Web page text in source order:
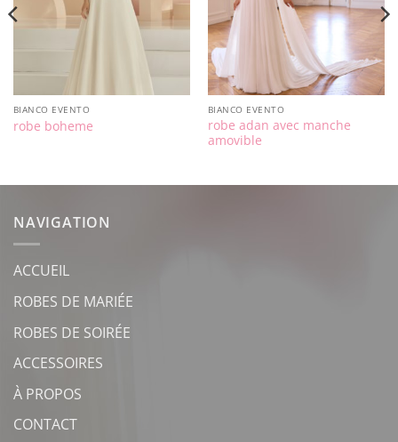
BIANCO EVENTO
robe boheme
BIANCO EVENTO
robe adan avec manche
amovible
NAVIGATION
ACCUEIL
ROBES DE MARIÉE
ROBES DE SOIRÉE
ACCESSOIRES
À PROPOS
CONTACT